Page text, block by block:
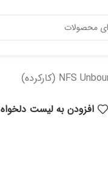
افزودن به لیست دلخواه